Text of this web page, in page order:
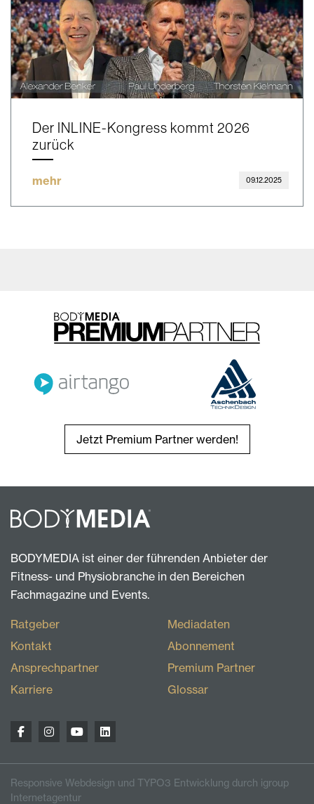
Der INLINE-Kongress kommt 2026
zurück
mehr 09.12.2025
Jetzt Premium Partner werden!
BODYMEDIA ist einer der führenden Anbieter der
Fitness- und Physiobranche in den Bereichen
Fachmagazine und Events.
Ratgeber
Kontakt
Ansprechpartner
Karriere
Mediadaten
Abonnement
Premium Partner
Glossar
Responsive Webdesign und TYPO3 Entwicklung durch igroup
Internetagentur